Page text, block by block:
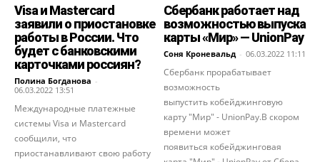
Visa и Mastercard
заявили о приостановке
работы в России. Что
будет с банковскими
карточками россиян?
Полина Богданова -
06.03.2022 13:51
Международные платежные
системы Visa и Mastercard
сообщили, что
приостанавливают свою работу
Сбербанк работает над
возможностью выпуска
карты «Мир» — UnionPay
Соня Кроневальд - 06.03.2022 11:11
Сбербанк прорабатывает
возможность
выпустить кобейджинговую
карту "Мир" - UnionPay.В скором
времени может
появиться кобейджинговая